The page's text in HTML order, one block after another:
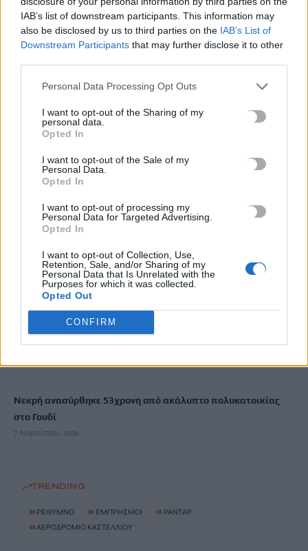
IAB’s list of downstream participants. This information may
also be disclosed by us to third parties on the IAB’s List of
Downstream Participants that may further disclose it to other
Personal Data Processing Opt Outs
I want to opt-out of the Sharing of my
personal data.
Opted In
I want to opt-out of the Sale of my
Personal Data.
Opted In
I want to opt-out of processing my
Personal Data for Targeted Advertising.
Opted In
I want to opt-out of Collection, Use,
Retention, Sale, and/or Sharing of my
Personal Data that Is Unrelated with the
Purposes for which it was collected.
Opted Out
CONFIRM
7 Αυγούστου, 2026
Marfin: Στην Ευελπίδων η 46χρονη που κατηγορείται για τον
Θεοδωρικάκος: Συμβάλλουμε στην εθνική ασφάλεια της
πατρίδας μας με νέο αναπτυξιακό καθεστώς για την Άμυνα
Αεροδρόμιο Καστελλίου: Όλα έτοιμα για την υπογραφή της
σύμβασης για τα ραντάρ
7 Αυγούστου, 2026
Η απάντηση της ΔΕΠΑΝΑΛ για το άνοιγμα του ενός
εκατομμυρίου
7 Αυγούστου, 2026
των αυξημένων μεταναστευτικών ροών
Νεκρή ανασύρθηκε 53χρονη από ακάλυπτο πολυκατοικίας
στο Γουδί
7 Αυγούστου, 2026
TRENDING
# ΡΕΘΥΜΝΟ # ΕΜΠΡΗΣΜΟΙ # ΡΑΝΤΑΡ
# ΑΕΡΟΔΡΟΜΙΟ ΚΑΣΤΕΛΛΙΟΥ